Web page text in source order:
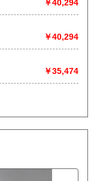
￥40,294
￥40,294
￥35,474